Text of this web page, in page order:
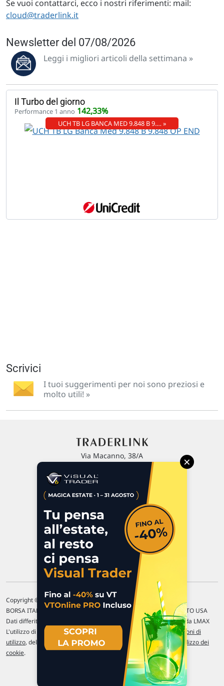
Se vuoi contattarci, ecco i nostri riferimenti: mail:
cloud@traderlink.it
Newsletter del 07/08/2026
Leggi i migliori articoli della settimana »
Il Turbo del giorno
Performance 1 anno 142,33%
UCH TB LG BANCA MED 9.848 B 9.… »
Scrivici
I tuoi suggerimenti per noi sono preziosi e
molto utili! »
Via Macanno, 38/A
P.IVA 02 452 460 401
Commenti e segnalazioni
Contattaci
Copyright © 1996-2026 Traderlink Italia s.r.l.
BORSA ITALIANA Quotazioni di borsa differite di 15 min. / MERCATO USA
Dati differiti di 15 min. (fonte Intrinio) / FOREX Quotazioni fornite da LMAX
L'utilizzo di questo sito implica l'accettazione delle nostre Condizioni di
utilizzo, del Disclaimer MAR, dellePolitiche sulla privacye dell' Utilizzo dei
cookie.
×